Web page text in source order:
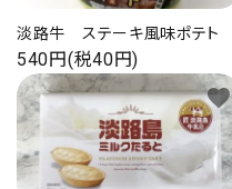
淡路牛 ステーキ風味ポテト
540円(税40円)
favorite